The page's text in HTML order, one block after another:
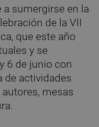
a sumergirse en la
de la VII
que este año
y se
6 de junio con
de actividades
mesas